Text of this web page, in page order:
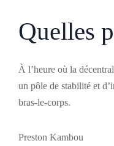
Quelles
À l’heure où la
un pôle de stabilité et
bras-le-corps.
Preston Kambou